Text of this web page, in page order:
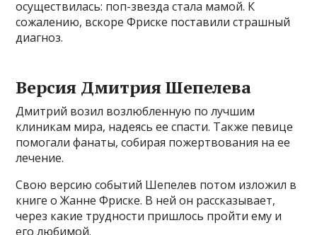
осуществилась: поп-звезда стала мамой. К
сожалению, вскоре Фриске поставили страшный
диагноз.
Версия Дмитрия Шепелева
Дмитрий возил возлюбленную по лучшим
клиникам мира, надеясь ее спасти. Также певице
помогали фанаты, собирая пожертвования на ее
лечение.
Свою версию событий Шепелев потом изложил в
книге о Жанне Фриске. В ней он рассказывает,
через какие трудности пришлось пройти ему и
его любимой.